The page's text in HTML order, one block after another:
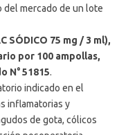
del mercado de un lote
SÓDICO 75 mg / 3 ml),
por 100 ampollas,
N° 51815.
indicado en el
inflamatorias y
de gota, cólicos